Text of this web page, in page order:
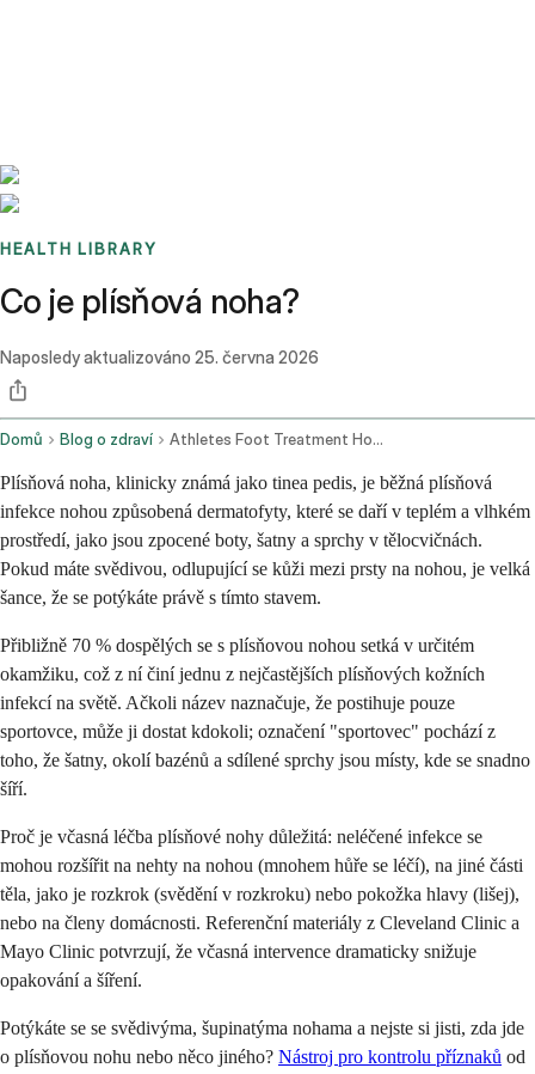
HEALTH LIBRARY
Co je plísňová noha?
Naposledy aktualizováno 25. června 2026
Domů Blog o zdraví Athletes Foot Treatment How To Get Rid Of It Fast And When To See A Doctor Online
Plísňová noha, klinicky známá jako tinea pedis, je běžná plísňová
infekce nohou způsobená dermatofyty, které se daří v teplém a vlhkém
prostředí, jako jsou zpocené boty, šatny a sprchy v tělocvičnách.
Pokud máte svědivou, odlupující se kůži mezi prsty na nohou, je velká
šance, že se potýkáte právě s tímto stavem.
Přibližně 70 % dospělých se s plísňovou nohou setká v určitém
okamžiku, což z ní činí jednu z nejčastějších plísňových kožních
infekcí na světě. Ačkoli název naznačuje, že postihuje pouze
sportovce, může ji dostat kdokoli; označení "sportovec" pochází z
toho, že šatny, okolí bazénů a sdílené sprchy jsou místy, kde se snadno
šíří.
Proč je včasná léčba plísňové nohy důležitá: neléčené infekce se
mohou rozšířit na nehty na nohou (mnohem hůře se léčí), na jiné části
těla, jako je rozkrok (svědění v rozkroku) nebo pokožka hlavy (lišej),
nebo na členy domácnosti. Referenční materiály z Cleveland Clinic a
Mayo Clinic potvrzují, že včasná intervence dramaticky snižuje
opakování a šíření.
Potýkáte se se svědivýma, šupinatýma nohama a nejste si jisti, zda jde
o plísňovou nohu nebo něco jiného? Nástroj pro kontrolu příznaků od